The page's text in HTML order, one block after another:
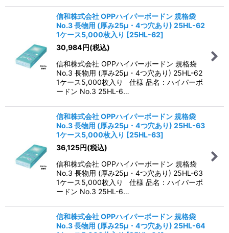
信和株式会社 OPPハイパーボードン 規格袋
No.3 長物用 (厚み25μ・4つ穴あり) 25HL-62
1ケース5,000枚入り [25HL-62]
30,984円(税込)
信和株式会社 OPPハイパーボードン 規格袋
No.3 長物用 (厚み25μ・4つ穴あり) 25HL-62
1ケース5,000枚入り 仕様 品名：ハイパーボ
ードン No.3 25HL-6…
信和株式会社 OPPハイパーボードン 規格袋
No.3 長物用 (厚み25μ・4つ穴あり) 25HL-63
1ケース5,000枚入り [25HL-63]
36,125円(税込)
信和株式会社 OPPハイパーボードン 規格袋
No.3 長物用 (厚み25μ・4つ穴あり) 25HL-63
1ケース5,000枚入り 仕様 品名：ハイパーボ
ードン No.3 25HL-6…
信和株式会社 OPPハイパーボードン 規格袋
No.3 長物用 (厚み25μ・4つ穴あり) 25HL-64